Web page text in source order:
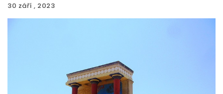
30 září , 2023